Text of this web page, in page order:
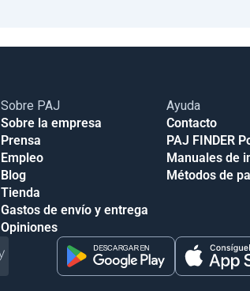
Sobre PAJ
Sobre la empresa
Prensa
Empleo
Blog
Tienda
Gastos de envío y entrega
Opiniones
Ayuda
Contacto
PAJ FINDER
Manuales de
Métodos de